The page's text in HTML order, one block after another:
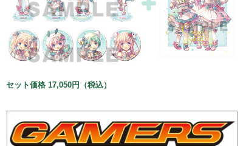
セット価格 17,050円（税込）